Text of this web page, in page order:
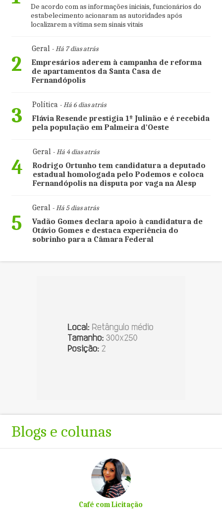
De acordo com as informações iniciais, funcionários do
estabelecimento acionaram as autoridades após
localizarem a vítima sem sinais vitais
2
Geral- Há 7 dias atrás
Empresários aderem à campanha de reforma
de apartamentos da Santa Casa de
Fernandópolis
3 Política- Há 6 dias atrás
Flávia Resende prestigia 1º Julinão e é recebida
pela população em Palmeira d'Oeste
4
Geral- Há 4 dias atrás
Rodrigo Ortunho tem candidatura a deputado
estadual homologada pelo Podemos e coloca
Fernandópolis na disputa por vaga na Alesp
5
Geral- Há 5 dias atrás
Vadão Gomes declara apoio à candidatura de
Otávio Gomes e destaca experiência do
sobrinho para a Câmara Federal
Blogs e colunas
Café com Licitação